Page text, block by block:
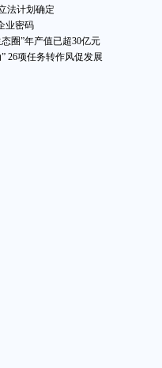
法计划确定
业密码
圈”年产值已超30亿元
26项任务转作风促发展